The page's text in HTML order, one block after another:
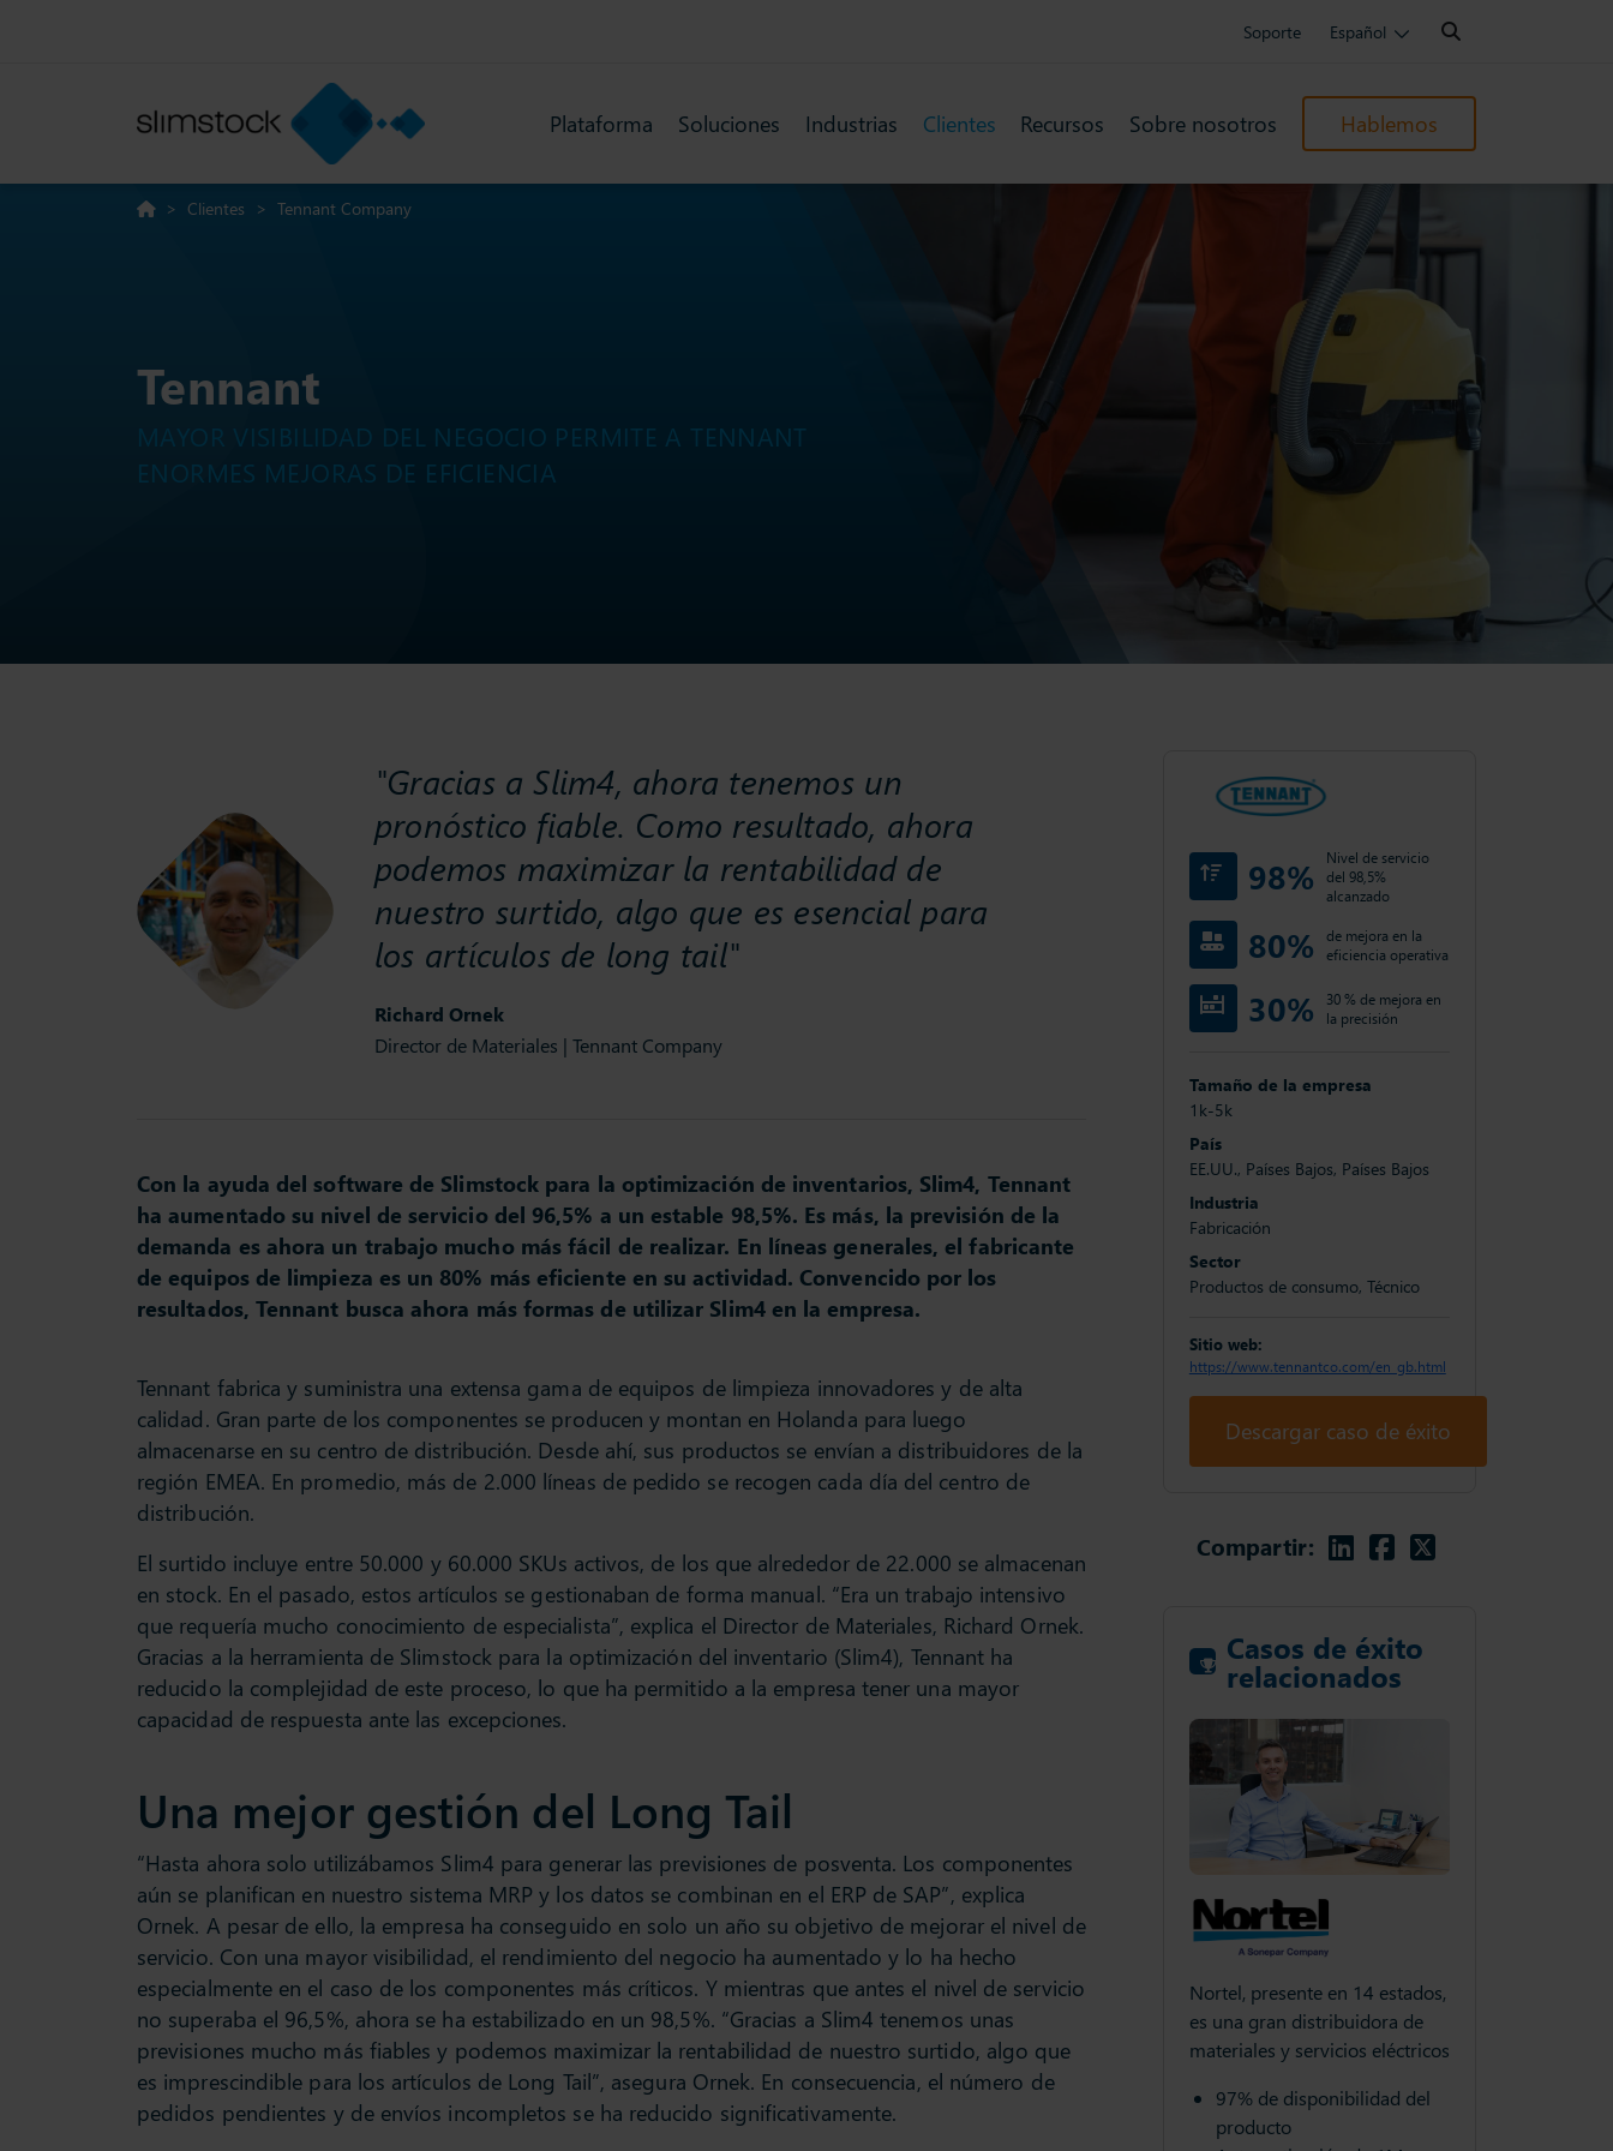
Soporte Español
Search:
Plataforma Soluciones Industrias Clientes Recursos Sobre nosotros Hablemos
> Clientes > Tennant Company
Tennant
MAYOR VISIBILIDAD DEL NEGOCIO PERMITE A TENNANT
ENORMES MEJORAS DE EFICIENCIA
Richard Ornek
Director de Materiales | Tennant Company
"Gracias a Slim4, ahora tenemos un
pronóstico fiable. Como resultado, ahora
podemos maximizar la rentabilidad de
nuestro surtido, algo que es esencial para
los artículos de long tail"
Con la ayuda del software de Slimstock para la optimización de inventarios, Slim4, Tennant
ha aumentado su nivel de servicio del 96,5% a un estable 98,5%. Es más, la previsión de la
demanda es ahora un trabajo mucho más fácil de realizar. En líneas generales, el fabricante
de equipos de limpieza es un 80% más eficiente en su actividad. Convencido por los
resultados, Tennant busca ahora más formas de utilizar Slim4 en la empresa.
Tennant fabrica y suministra una extensa gama de equipos de limpieza innovadores y de alta
calidad. Gran parte de los componentes se producen y montan en Holanda para luego
almacenarse en su centro de distribución. Desde ahí, sus productos se envían a distribuidores de la
región EMEA. En promedio, más de 2.000 líneas de pedido se recogen cada día del centro de
distribución.
El surtido incluye entre 50.000 y 60.000 SKUs activos, de los que alrededor de 22.000 se almacenan
en stock. En el pasado, estos artículos se gestionaban de forma manual. “Era un trabajo intensivo
que requería mucho conocimiento de especialista”, explica el Director de Materiales, Richard Ornek.
Gracias a la herramienta de Slimstock para la optimización del inventario (Slim4), Tennant ha
reducido la complejidad de este proceso, lo que ha permitido a la empresa tener una mayor
capacidad de respuesta ante las excepciones.
Una mejor gestión del Long Tail
“Hasta ahora solo utilizábamos Slim4 para generar las previsiones de posventa. Los componentes
aún se planifican en nuestro sistema MRP y los datos se combinan en el ERP de SAP”, explica
Ornek. A pesar de ello, la empresa ha conseguido en solo un año su objetivo de mejorar el nivel de
servicio. Con una mayor visibilidad, el rendimiento del negocio ha aumentado y lo ha hecho
especialmente en el caso de los componentes más críticos. Y mientras que antes el nivel de servicio
no superaba el 96,5%, ahora se ha estabilizado en un 98,5%. “Gracias a Slim4 tenemos unas
previsiones mucho más fiables y podemos maximizar la rentabilidad de nuestro surtido, algo que
es imprescindible para los artículos de Long Tail”, asegura Ornek. En consecuencia, el número de
pedidos pendientes y de envíos incompletos se ha reducido significativamente.
98%
Nivel de servicio
del 98,5%
alcanzado
80%
de mejora en la
eficiencia operativa
30%
30 % de mejora en
la precisión
Tamaño de la empresa
1k-5k
País
EE.UU., Países Bajos, Países Bajos
Industria
Fabricación
Sector
Productos de consumo, Técnico
Sitio web:
https://www.tennantco.com/en_gb.html
Descargar caso de éxito
Compartir: Linkedin
Facebook
Twitter
Casos de éxito
relacionados
Nortel, presente en 14 estados,
es una gran distribuidora de
materiales y servicios eléctricos
97% de disponibilidad del
producto
Oxiquim cumple 65 años como
proveedor en 3 diferentes
divisiones industriales
Nortel, presente en 14 estados,
es una gran distribuidora de
materiales y servicios eléctricos
97% de disponibilidad del
proveedor en 3 diferentes
divisiones industriales